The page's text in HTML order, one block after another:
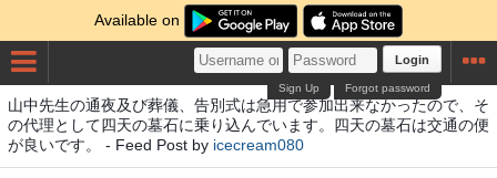
Available on
Login
Forgot password
Sign Up
山中先生の通夜及び葬儀、告別式は急用で参加出来なかったので、そ
の代理として四天の墓石に乗り込んでいます。四天の墓石は交通の便
が良いです。 - Feed Post by icecream080